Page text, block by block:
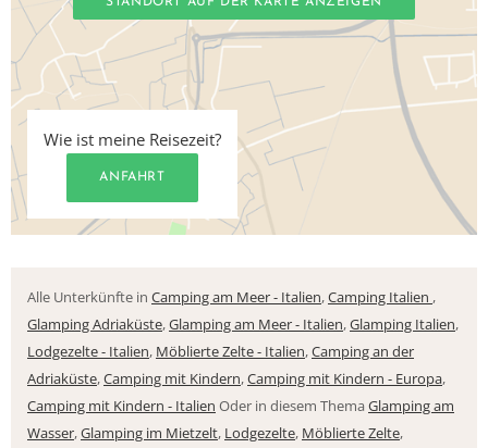
Wie ist meine Reisezeit?
ANFAHRT
Alle Unterkünfte in Camping am Meer - Italien,Camping Italien ,
Glamping Adriaküste,Glamping am Meer - Italien,Glamping Italien,
Lodgezelte - Italien, Möblierte Zelte - Italien,Camping an der
Adriaküste,Camping mit Kindern,Camping mit Kindern - Europa,
Camping mit Kindern - Italien Oder in diesem ThemaGlamping am
Wasser,Glamping im Mietzelt, Lodgezelte, Möblierte Zelte,